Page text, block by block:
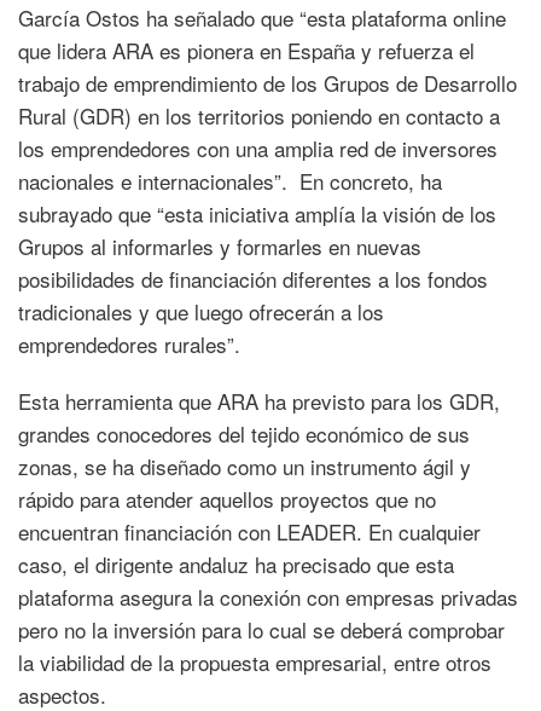
García Ostos ha señalado que “esta plataforma online
que lidera ARA es pionera en España y refuerza el
trabajo de emprendimiento de los Grupos de Desarrollo
Rural (GDR) en los territorios poniendo en contacto a
los emprendedores con una amplia red de inversores
nacionales e internacionales”. En concreto, ha
subrayado que “esta iniciativa amplía la visión de los
Grupos al informarles y formarles en nuevas
posibilidades de financiación diferentes a los fondos
tradicionales y que luego ofrecerán a los
emprendedores rurales”.
Esta herramienta que ARA ha previsto para los GDR,
grandes conocedores del tejido económico de sus
zonas, se ha diseñado como un instrumento ágil y
rápido para atender aquellos proyectos que no
encuentran financiación con LEADER. En cualquier
caso, el dirigente andaluz ha precisado que esta
plataforma asegura la conexión con empresas privadas
pero no la inversión para lo cual se deberá comprobar
la viabilidad de la propuesta empresarial, entre otros
aspectos.